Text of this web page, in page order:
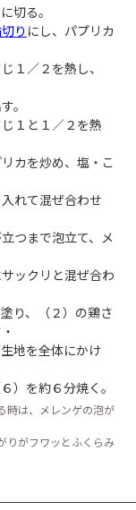
切る。
り にし、パプリカ
１／２を熱し、
。
１と１／２を熱
カを炒め、塩・こ
れて混ぜ合わせ
つまで泡立て、メ
ックリと混ぜ合わ
り、（２）の鶏さ
地を全体にかけ
）を約６分焼く。
時は、メレンゲの泡が
りがフワッとふくらみ